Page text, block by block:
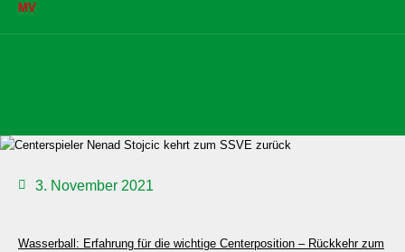
MV
3. November 2021
Wasserball: Erfahrung für die wichtige Centerposition – Rückkehr zum